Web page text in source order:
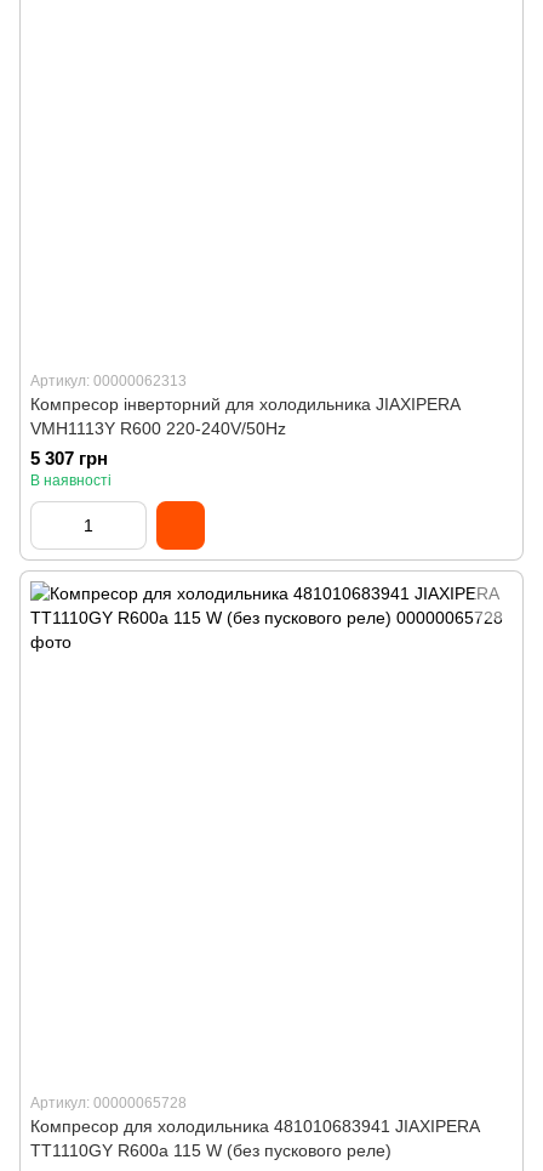
Артикул: 00000062313
Компресор інверторний для холодильника JIAXIPERA
VMH1113Y R600 220-240V/50Hz
5 307 грн
В наявності
Артикул: 00000065728
Компресор для холодильника 481010683941 JIAXIPERA
TT1110GY R600a 115 W (без пускового реле)